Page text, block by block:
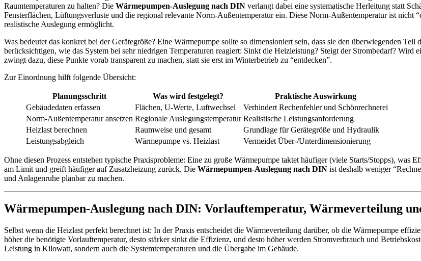
Raumtemperaturen zu halten? Die Wärmepumpen-Auslegung nach DIN verlangt dabei eine systematische Herleitung statt
Fensterflächen, Lüftungsverluste und die regional relevante Norm-Außentemperatur ein. Diese Norm-Außentemperatur ist nicht
realistische Auslegung ermöglicht.
Was bedeutet das konkret bei der Gerätegröße? Eine Wärmepumpe sollte so dimensioniert sein, dass sie den überwiegenden
berücksichtigen, wie das System bei sehr niedrigen Temperaturen reagiert: Sinkt die Heizleistung? Steigt der Strombedarf? Wird
zwingt dazu, diese Punkte vorab transparent zu machen, statt sie erst im Winterbetrieb zu “entdecken”.
Zur Einordnung hilft folgende Übersicht:
Planungsschritt Was wird festgelegt?
Praktische Auswirkung
Gebäudedaten erfassen
Flächen, U-Werte, Luftwechsel
Verhindert Rechenfehler und Schönrechnerei
Norm-Außentemperatur ansetzen Regionale Auslegungstemperatur Realistische Leistungsanforderung
Heizlast berechnen
Raumweise und gesamt
Grundlage für Gerätegröße und Hydraulik
Leistungsabgleich
Wärmepumpe vs. Heizlast Vermeidet Über-/Unterdimensionierung
Ohne diesen Prozess entstehen typische Praxisprobleme: Eine zu große Wärmepumpe taktet häufiger (viele Starts/Stopps), was
am Limit und greift häufiger auf Zusatzheizung zurück. Die Wärmepumpen-Auslegung nach DIN ist deshalb weniger
und Anlagenruhe planbar zu machen.
Wärmepumpen-Auslegung nach DIN: Vorlauftemperatur, Wärmeverteilung
Selbst wenn die Heizlast perfekt berechnet ist: In der Praxis entscheidet die Wärmeverteilung darüber, ob die Wärmepumpe
höher die benötigte Vorlauftemperatur, desto stärker sinkt die Effizienz, und desto höher werden Stromverbrauch und
Leistung in Kilowatt, sondern auch die Systemtemperaturen und die Übergabe im Gebäude.